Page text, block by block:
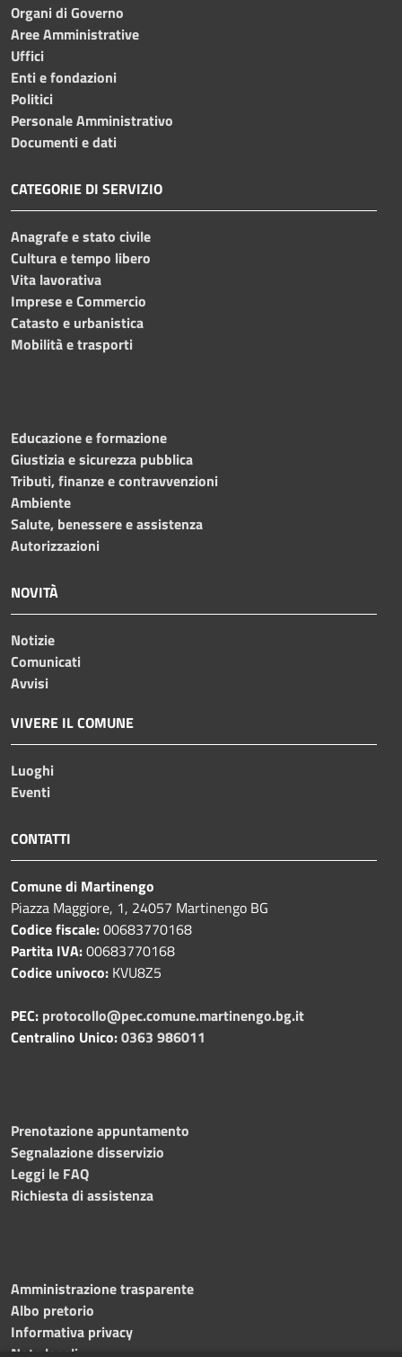
Organi di Governo
Aree Amministrative
Uffici
Enti e fondazioni
Politici
Personale Amministrativo
Documenti e dati
CATEGORIE DI SERVIZIO
Anagrafe e stato civile
Cultura e tempo libero
Vita lavorativa
Imprese e Commercio
Catasto e urbanistica
Mobilità e trasporti
Educazione e formazione
Giustizia e sicurezza pubblica
Tributi, finanze e contravvenzioni
Ambiente
Salute, benessere e assistenza
Autorizzazioni
NOVITÀ
Notizie
Comunicati
Avvisi
VIVERE IL COMUNE
Luoghi
Eventi
CONTATTI
Comune di Martinengo
Piazza Maggiore, 1, 24057 Martinengo BG
Codice fiscale:00683770168
Partita IVA:00683770168
Codice univoco: KVU8Z5
PEC: protocollo@pec.comune.martinengo.bg.it
Centralino Unico:0363 986011
Prenotazione appuntamento
Segnalazione disservizio
Leggi le FAQ
Richiesta di assistenza
Amministrazione trasparente
Albo pretorio
Informativa privacy